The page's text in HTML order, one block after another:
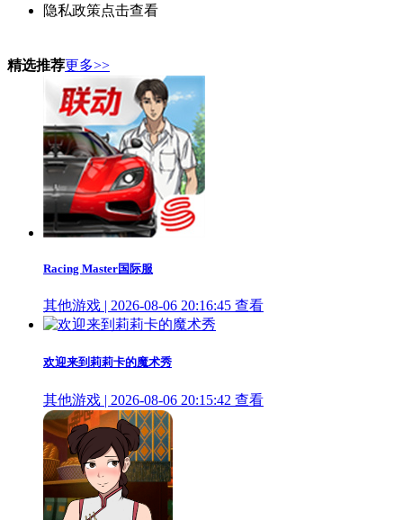
隐私政策点击查看
精选推荐更多>>
Racing Master国际服
其他游戏 | 2026-08-06 20:16:45 查看
欢迎来到莉莉卡的魔术秀
其他游戏 | 2026-08-06 20:15:42 查看